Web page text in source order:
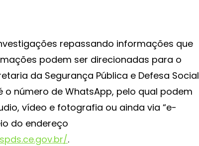
repassando informações que
podem ser direcionadas para o
da Segurança Pública e Defesa Social
é o número de WhatsApp, pelo qual podem
vídeo e fotografia ou ainda via “e-
do endereço
.